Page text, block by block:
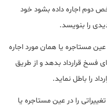
دوم اجاره داده بشود خود
را بنویسد.
مستاجره یا همان مورد اجاره
فسخ قرارداد بدهد و از طریق
را باطل نماید.
را در عین مستاجره یا